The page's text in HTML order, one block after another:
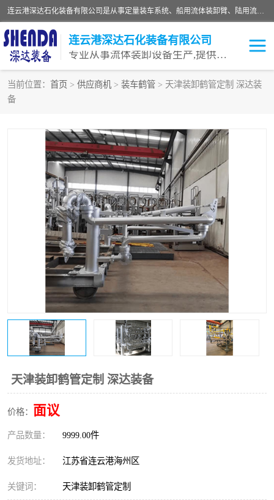
连云港深达石化装备有限公司是从事定量装车系统、船用流体装卸臂、陆用流体装卸臂（鹤管）、活动梯、钢构平台等全系列流体装卸设备的设计、制造、销售以及服务的专业供应商。公司始终以客户为中心，密切跟踪国内外油气储运及装卸设备先进技术的发展，以先进的技术、优质的产品、一流的服务，满足客户需求。
连云港深达石化装备有限公司
专业从事流体装卸设备生产,提供全面解决方案，生产与定制服务
当前位置： 首页 > 供应商机 > 装车鹤管 > 天津装卸鹤管定制 深达装
备
天津装卸鹤管定制 深达装备
价格： 面议
产品数量： 9999.00件
发货地址： 江苏省连云港海州区
关键词： 天津装卸鹤管定制
卸车鹤管 LNG鹤管
液氨装鹤管 潜油泵鹤管
流体装卸臂 输油臂
撬装鹤管 汽车鹤管
火车鹤管